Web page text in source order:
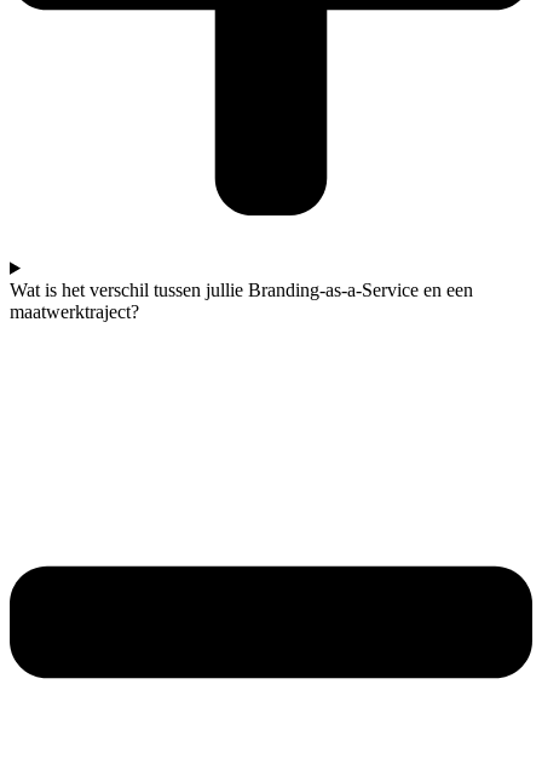
Wat is het verschil tussen jullie Branding-as-a-Service en een
maatwerktraject?